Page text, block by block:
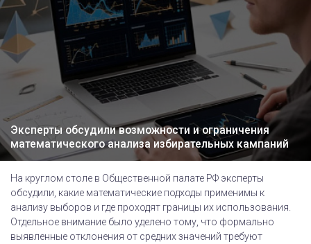
Эксперты обсудили возможности и ограничения
математического анализа избирательных кампаний
На круглом столе в Общественной палате РФ эксперты
обсудили, какие математические подходы применимы к
анализу выборов и где проходят границы их использования.
Отдельное внимание было уделено тому, что формально
выявленные отклонения от средних значений требуют